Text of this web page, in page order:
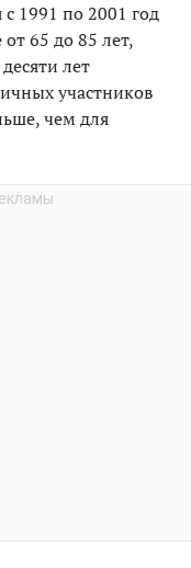
1991 по 2001 год
65 до 85 лет,
лет
участников
чем для